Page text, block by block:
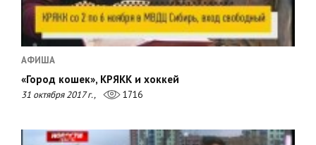
АФИША
«Город кошек», КРЯКК и хоккей
31 октября 2017 г., 1716